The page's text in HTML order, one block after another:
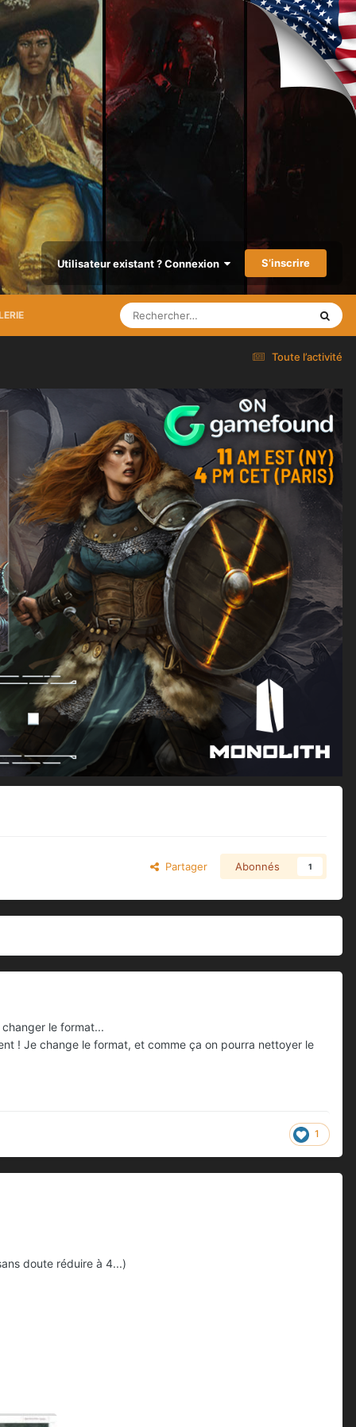
Utilisateur existant ? Connexion S’inscrire
Toute l’activité
Partager Abonnés 1
le format...
! Je change le format, et comme ça on pourra nettoyer le
1
doute réduire à 4...)